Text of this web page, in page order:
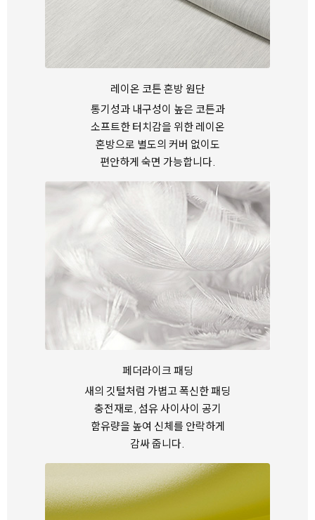
레이온 코튼 혼방 원단
통기성과 내구성이 높은 코튼과
소프트한 터치감을 위한 레이온
혼방으로 별도의 커버 없이도
편안하게 숙면 가능합니다.
페더라이크 패딩
새의 깃털처럼 가볍고 폭신한 패딩
충전재로, 섬유 사이사이 공기
함유량을 높여 신체를 안락하게
감싸 줍니다.